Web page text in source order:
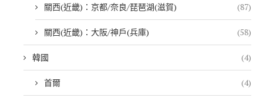
關西(近畿)：京都/奈良/琵琶湖(滋賀) (87)
關西(近畿)：大阪/神戶(兵庫) (58)
韓國 (4)
首爾 (4)